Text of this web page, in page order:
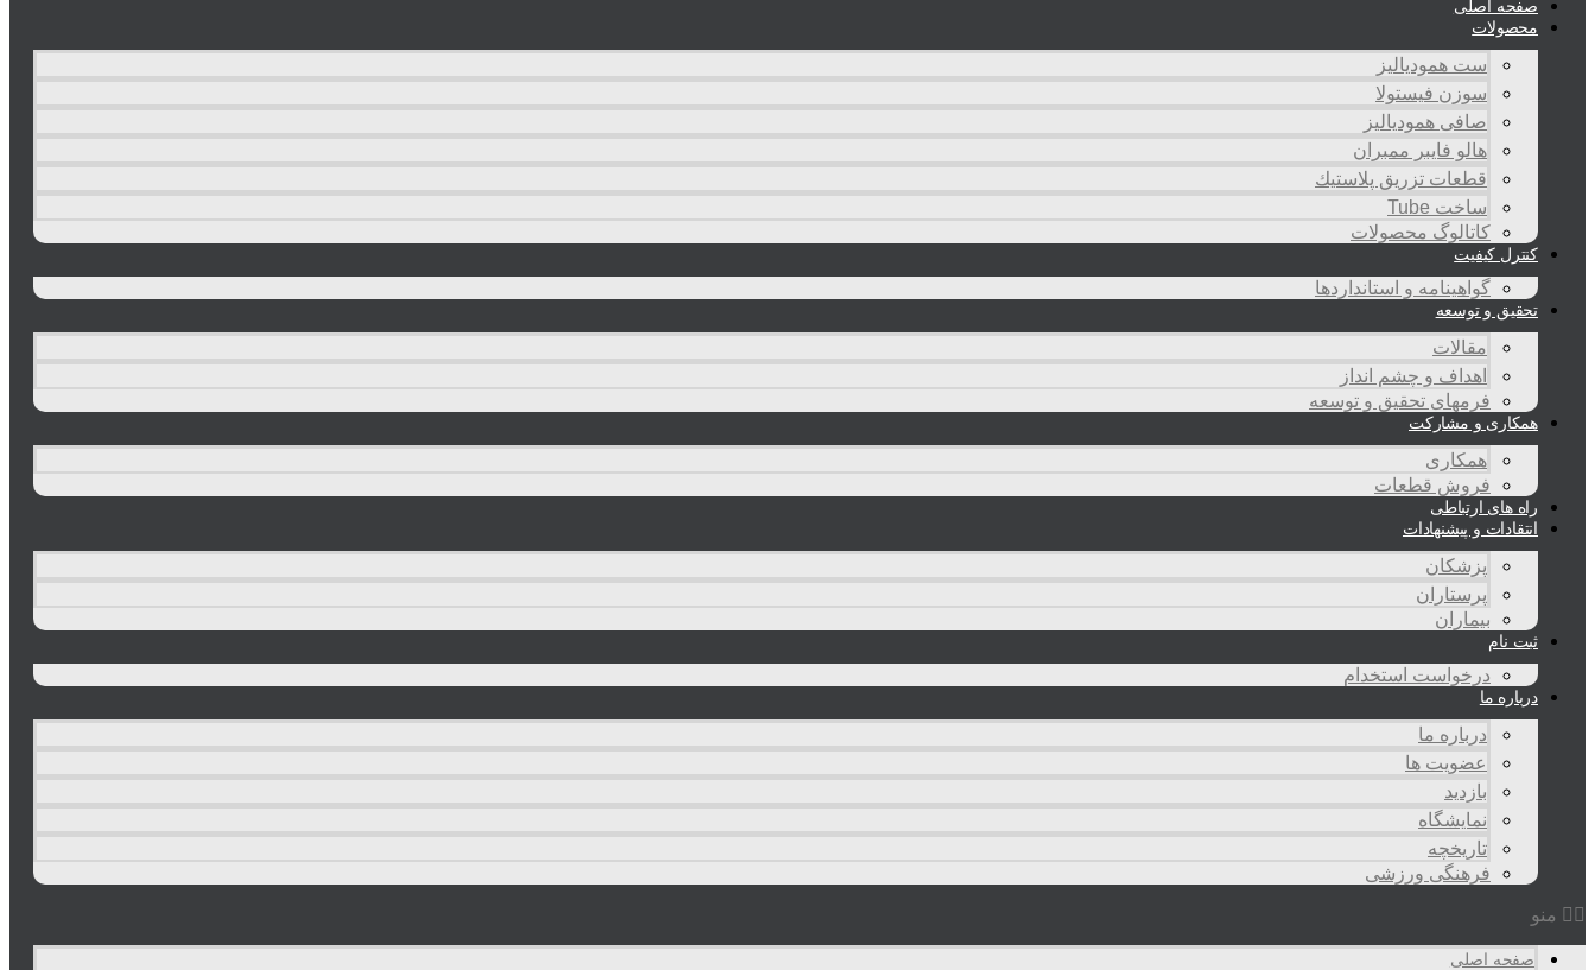
صفحه اصلی
محصولات
ست همودیالیز
سوزن فیستولا
صافی همودیالیز
هالو فایبر ممبران
قطعات تزريق پلاستيك
ساخت Tube
کاتالوگ محصولات
کنترل کیفیت
گواهينامه و استانداردها
تحقيق و توسعه
مقالات
اهداف و چشم انداز
فرمهای تحقیق و توسعه
همکاری و مشارکت
همکاری
فروش قطعات
راه های ارتباطی
انتقادات و پيشنهادات
پزشكان
پرستاران
بيماران
ثبت نام
درخواست استخدام
درباره ما
درباره ما
عضویت ها
بازدید
نمایشگاه
تاريخچه
فرهنگی ورزشی
منو
صفحه اصلی